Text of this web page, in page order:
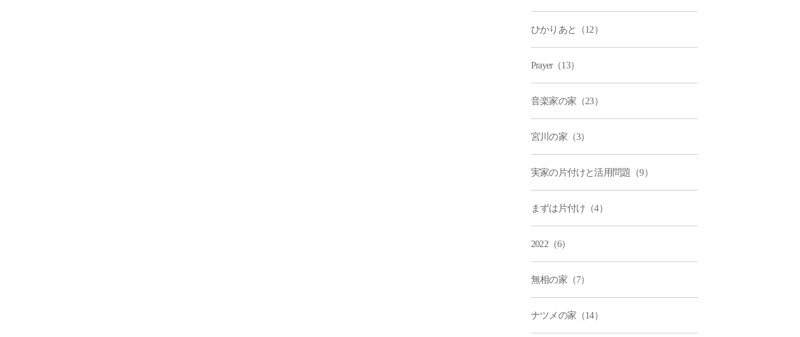
ひかりあと（12）
Prayer（13）
音楽家の家（23）
宮川の家（3）
実家の片付けと活用問題（9）
まずは片付け（4）
2022（6）
無相の家（7）
ナツメの家（14）